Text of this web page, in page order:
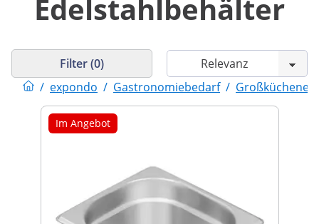
Edelstahlbehälter
/ expondo / Gastronomiebedarf /
Filter (0)
Im Angebot